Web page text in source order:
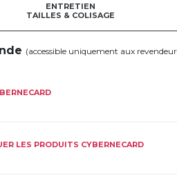
ENTRETIEN
TAILLES & COLISAGE
(accessible uniquement aux
LES PRODUITS CYBERNECARD